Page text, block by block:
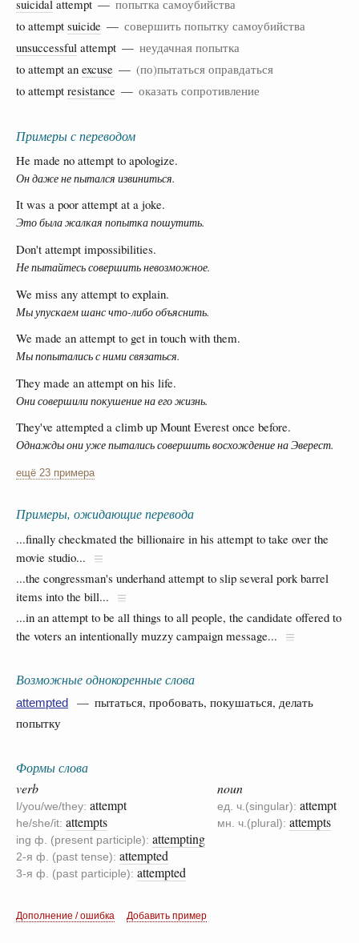
suicidal attempt — попытка самоубийства
to attempt suicide — совершить попытку самоубийства
unsuccessful attempt — неудачная попытка
to attempt an excuse — (по)пытаться оправдаться
to attempt resistance — оказать сопротивление
Примеры с переводом
He made no attempt to apologize.
Он даже не пытался извиниться.
It was a poor attempt at a joke.
Это была жалкая попытка пошутить.
Don't attempt impossibilities.
Не пытайтесь совершить невозможное.
We miss any attempt to explain.
Мы упускаем шанс что-либо объяснить.
We made an attempt to get in touch with them.
Мы попытались с ними связаться.
They made an attempt on his life.
Они совершили покушение на его жизнь.
They've attempted a climb up Mount Everest once before.
Однажды они уже пытались совершить восхождение на Эверест.
ещё 23 примера
Примеры, ожидающие перевода
...finally checkmated the billionaire in his attempt to take over the
movie studio...
...the congressman's underhand attempt to slip several pork barrel
items into the bill...
...in an attempt to be all things to all people, the candidate offered to
the voters an intentionally muzzy campaign message...
Возможные однокоренные слова
attempted
— пытаться, пробовать, покушаться, делать
попытку
Формы слова
verb
I/you/we/they: attempt
he/she/it: attempts
ing ф. (present participle): attempting
2-я ф. (past tense): attempted
3-я ф. (past participle): attempted
noun
ед. ч.(singular): attempt
мн. ч.(plural): attempts
Дополнение / ошибка Добавить пример